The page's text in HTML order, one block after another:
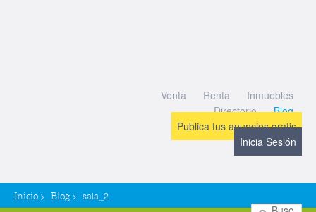
Venta Renta
Inmuebles
Directorio
Blog
Publica tus anuncios gratis
Inicia Sesión
Inicio > Blog > sala_2